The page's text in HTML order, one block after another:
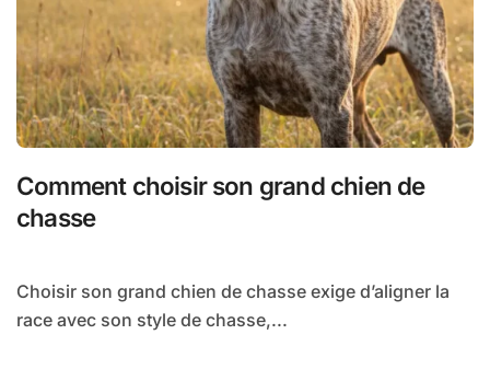
Comment choisir son grand chien de
chasse
Choisir son grand chien de chasse exige d’aligner la
race avec son style de chasse,...